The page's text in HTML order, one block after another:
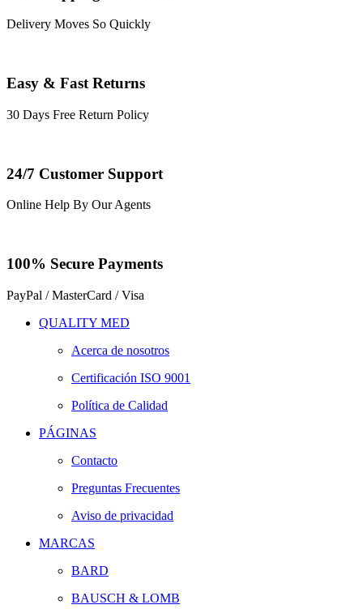
Delivery Moves So Quickly
Easy & Fast Returns
30 Days Free Return Policy
24/7 Customer Support
Online Help By Our Agents
100% Secure Payments
PayPal / MasterCard / Visa
QUALITY MED
Acerca de nosotros
Certificación ISO 9001
Política de Calidad
PÁGINAS
Contacto
Preguntas Frecuentes
Aviso de privacidad
MARCAS
BARD
BAUSCH & LOMB